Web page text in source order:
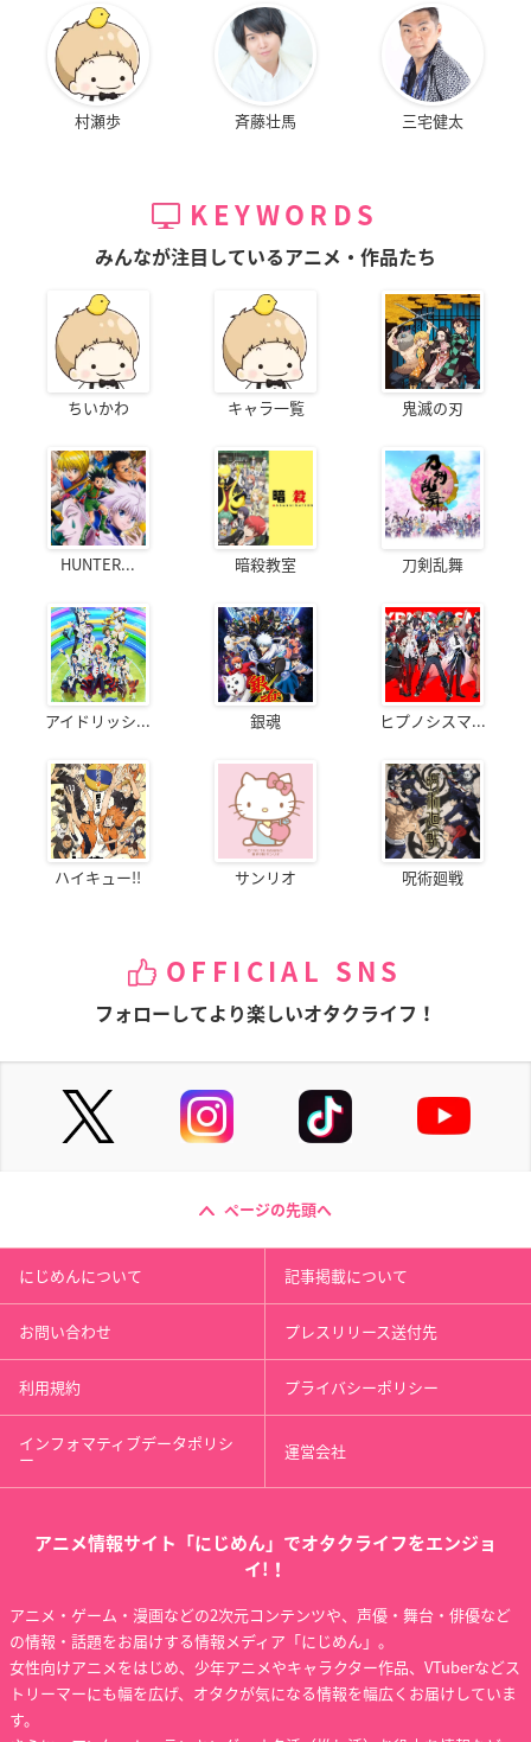
村瀬歩 斉藤壮馬 三宅健太
KEYWORDS
みんなが注目しているアニメ・作品たち
ちいかわ キャラ一覧 鬼滅の刃
HUNTER... 暗殺教室 刀剣乱舞
アイドリッシ... 銀魂 ヒプノシスマ...
ハイキュー!! サンリオ 呪術廻戦
OFFICIAL SNS
フォローしてより楽しいオタクライフ！
ページの先頭へ
にじめんについて 記事掲載について
お問い合わせ プレスリリース送付先
利用規約 プライバシーポリシー
インフォマティブデータポリシ
ー 運営会社
アニメ情報サイト「にじめん」でオタクライフをエンジョ
イ!！
アニメ・ゲーム・漫画などの2次元コンテンツや、声優・舞台・俳優など
の情報・話題をお届けする情報メディア「にじめん」。
女性向けアニメをはじめ、少年アニメやキャラクター作品、VTuberなどス
トリーマーにも幅を広げ、オタクが気になる情報を幅広くお届けしていま
す。